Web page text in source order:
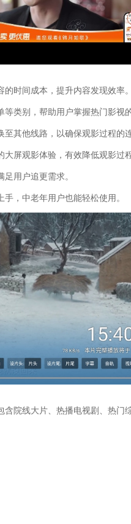
时间成本，提升内容发现效率。
类别，帮助用户掌握热门影视
其他线路，以确保观影过程的连
屏观影体验，有效降低观影过
用户追更需求。
，中老年用户也能轻松使用。
院线大片、热播电视剧、热门